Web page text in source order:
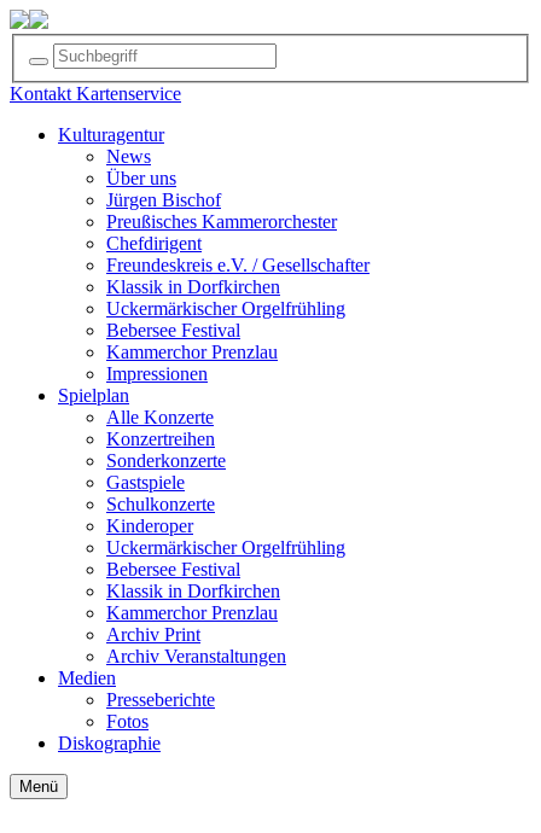
Kontakt Kartenservice
Kulturagentur
News
Über uns
Jürgen Bischof
Preußisches Kammerorchester
Chefdirigent
Freundeskreis e.V. / Gesellschafter
Klassik in Dorfkirchen
Uckermärkischer Orgelfrühling
Bebersee Festival
Kammerchor Prenzlau
Impressionen
Spielplan
Alle Konzerte
Konzertreihen
Sonderkonzerte
Gastspiele
Schulkonzerte
Kinderoper
Uckermärkischer Orgelfrühling
Bebersee Festival
Klassik in Dorfkirchen
Kammerchor Prenzlau
Archiv Print
Archiv Veranstaltungen
Medien
Presseberichte
Fotos
Diskographie
Menü